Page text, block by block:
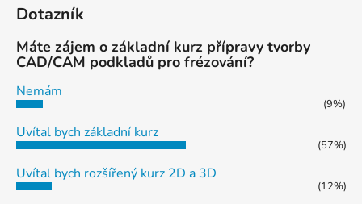
Dotazník
Máte zájem o základní kurz přípravy tvorby
CAD/CAM podkladů pro frézování?
Nemám
(9%)
Uvítal bych základní kurz
(57%)
Uvítal bych rozšířený kurz 2D a 3D
(12%)